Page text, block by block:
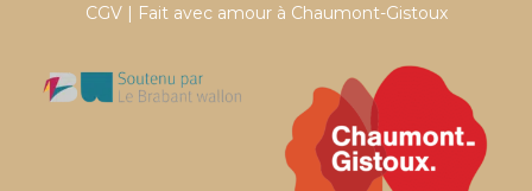
CGV| Fait avec amour à Chaumont-Gistoux